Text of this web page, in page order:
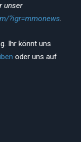
unser
?igr=mmonews.
Ihr könnt uns
oder uns auf